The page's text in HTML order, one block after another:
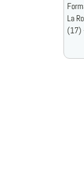
La
(17)